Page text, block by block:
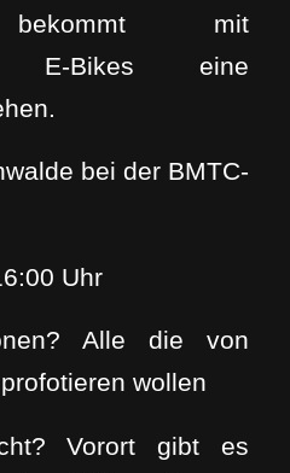
bekommt mit
E-Bikes eine
bei der BMTC-
Uhr
Alle die von
wollen
Vorort gibt es